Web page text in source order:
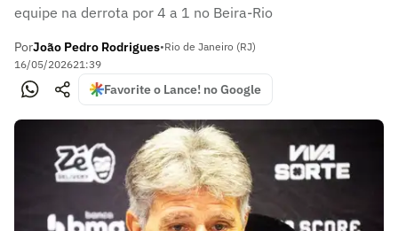
equipe na derrota por 4 a 1 no Beira-Rio
PorJoão Pedro Rodrigues•Rio de Janeiro (RJ)
16/05/202621:39
Favorite o Lance! no Google